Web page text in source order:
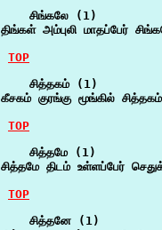
    சிங்கலே (1)
திங்கள் அம்புலி மாதப்பேர்
TOP
    சித்தகம் (1)
கீசகம் குரங்கு மூங்கில்
TOP
    சித்தமே (1)
சித்தமே திடம் உள்ளப்பேர்
TOP
    சித்தனே (1)